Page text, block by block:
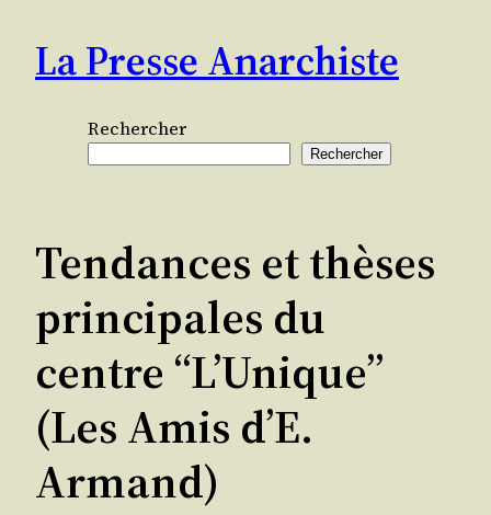
contenu
La Presse Anarchiste
Rechercher
Rechercher
Tendances et thèses
principales du
centre “L’Unique”
(Les Amis d’E.
Armand)